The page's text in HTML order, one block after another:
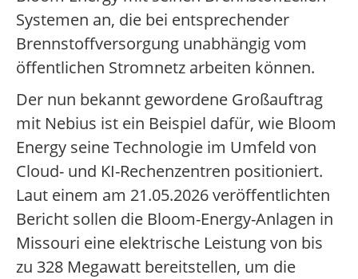
Systemen an, die bei entsprechender
Brennstoffversorgung unabhängig vom
öffentlichen Stromnetz arbeiten können.
Der nun bekannt gewordene Großauftrag
mit Nebius ist ein Beispiel dafür, wie Bloom
Energy seine Technologie im Umfeld von
Cloud- und KI-Rechenzentren positioniert.
Laut einem am 21.05.2026 veröffentlichten
Bericht sollen die Bloom-Energy-Anlagen in
Missouri eine elektrische Leistung von bis
zu 328 Megawatt bereitstellen, um die